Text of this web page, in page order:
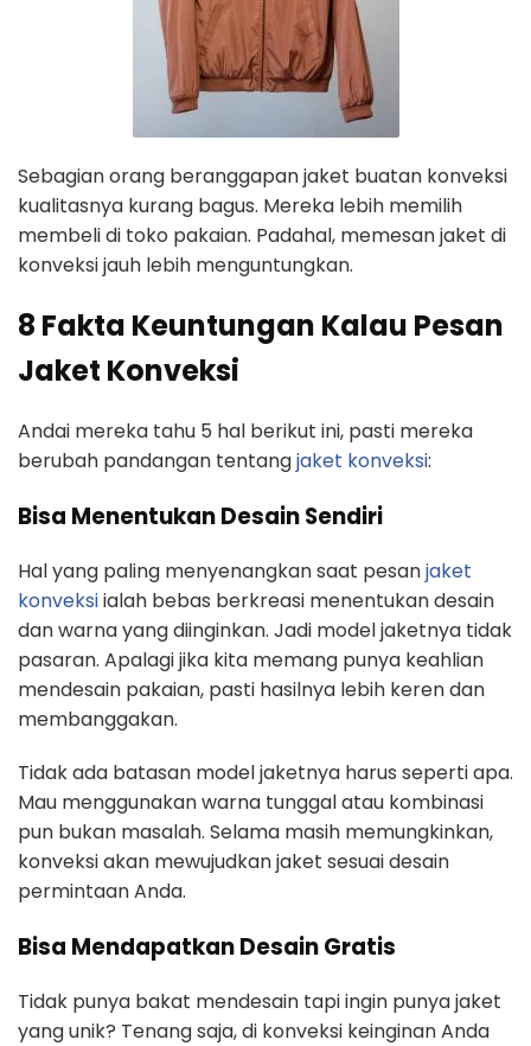
Sebagian orang beranggapan jaket buatan konveksi
kualitasnya kurang bagus. Mereka lebih memilih
membeli di toko pakaian. Padahal, memesan jaket di
konveksi jauh lebih menguntungkan.
8 Fakta Keuntungan Kalau Pesan
Jaket Konveksi
Andai mereka tahu 5 hal berikut ini, pasti mereka
berubah pandangan tentangjaket konveksi:
Bisa Menentukan Desain Sendiri
Hal yang paling menyenangkan saat pesanjaket
konveksiialah bebas berkreasi menentukan desain
dan warna yang diinginkan. Jadi model jaketnya tidak
pasaran. Apalagi jika kita memang punya keahlian
mendesain pakaian, pasti hasilnya lebih keren dan
membanggakan.
Tidak ada batasan model jaketnya harus seperti apa.
Mau menggunakan warna tunggal atau kombinasi
pun bukan masalah. Selama masih memungkinkan,
konveksi akan mewujudkan jaket sesuai desain
permintaan Anda.
Bisa Mendapatkan Desain Gratis
Tidak punya bakat mendesain tapi ingin punya jaket
yang unik? Tenang saja, di konveksi keinginan Anda